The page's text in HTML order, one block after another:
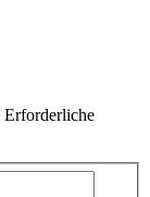
Erforderliche